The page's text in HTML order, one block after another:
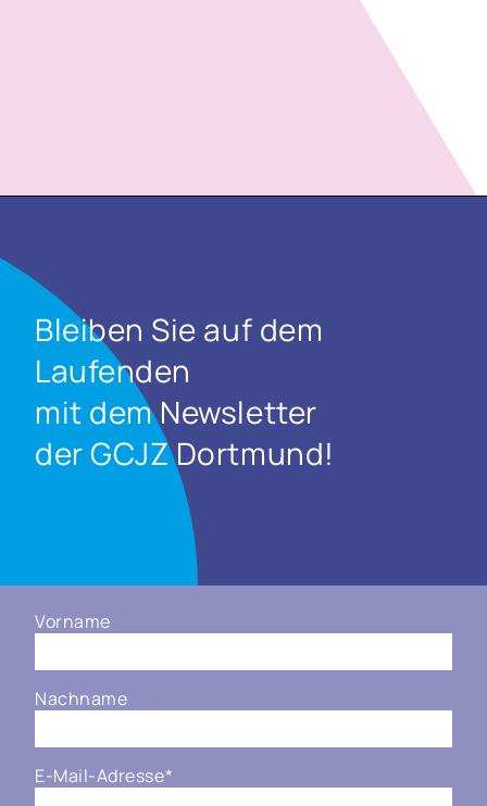
Bleiben Sie auf dem
Laufenden
mit dem Newsletter
der GCJZ Dortmund!
Vorname
Nachname
E-Mail-Adresse*